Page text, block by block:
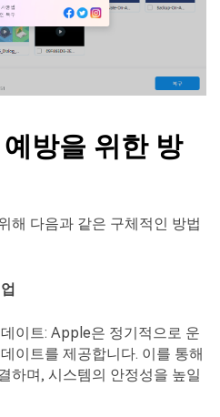
방을 위한 방
해 다음과 같은 구체적인 방법
이트: Apple은 정기적으로 운
이트를 제공합니다. 이를 통해
하며, 시스템의 안정성을 높일